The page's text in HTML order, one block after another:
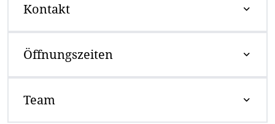
Kontakt
Öffnungszeiten
Team